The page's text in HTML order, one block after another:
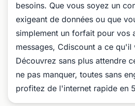
besoins. Que vous soyez un
exigeant de données ou que
simplement un forfait pour vos
messages, Cdiscount a ce qu'il
Découvrez sans plus attendre
ne pas manquer, toutes sans
profitez de l'internet rapide en